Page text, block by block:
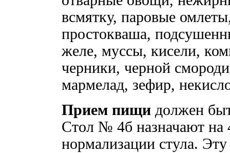
всмятку, паровые
простокваша,
желе, муссы, кисели,
черники, черной
мармелад, зефир,
Прием пищи должен
Стол № 4б назначают
нормализации стула.